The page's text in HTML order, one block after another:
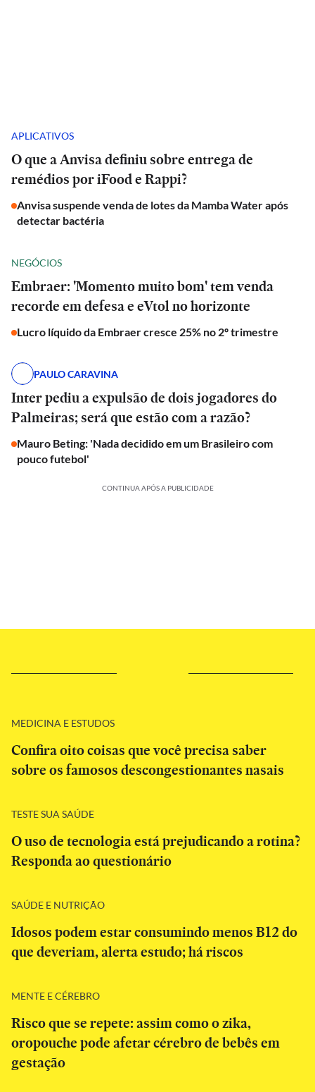
APLICATIVOS
O que a Anvisa definiu sobre entrega de
remédios por iFood e Rappi?
Anvisa suspende venda de lotes da Mamba Water após
detectar bactéria
NEGÓCIOS
Embraer: 'Momento muito bom' tem venda
recorde em defesa e eVtol no horizonte
Lucro líquido da Embraer cresce 25% no 2º trimestre
PAULO CARAVINA
Inter pediu a expulsão de dois jogadores do
Palmeiras; será que estão com a razão?
Mauro Beting: 'Nada decidido em um Brasileiro com
pouco futebol'
CONTINUA APÓS A PUBLICIDADE
MEDICINA E ESTUDOS
Confira oito coisas que você precisa saber
sobre os famosos descongestionantes nasais
TESTE SUA SAÚDE
O uso de tecnologia está prejudicando a rotina?
Responda ao questionário
SAÚDE E NUTRIÇÃO
Idosos podem estar consumindo menos B12 do
que deveriam, alerta estudo; há riscos
MENTE E CÉREBRO
Risco que se repete: assim como o zika,
oropouche pode afetar cérebro de bebês em
gestação